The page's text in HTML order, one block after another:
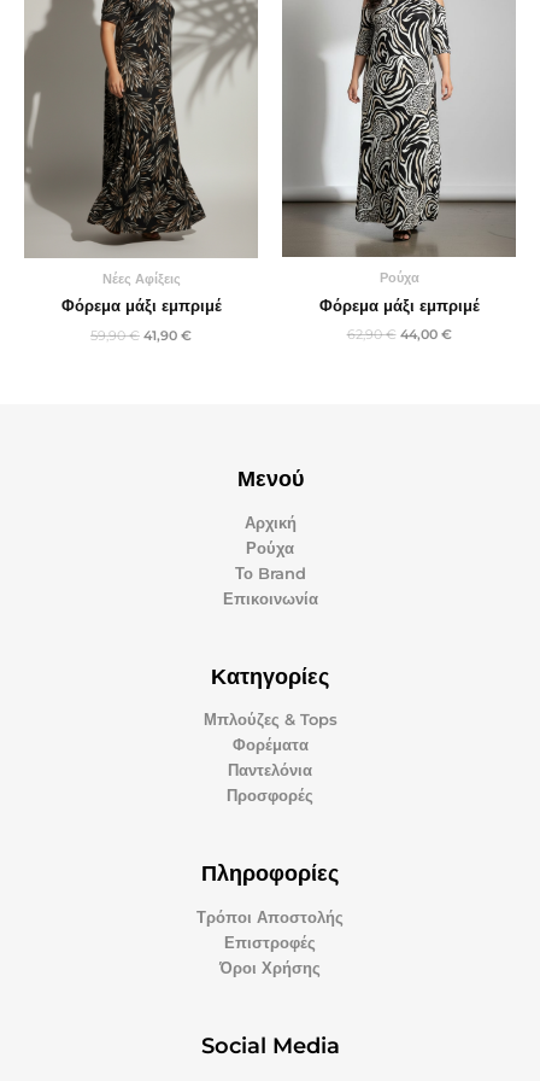
Νέες Αφίξεις
Φόρεμα μάξι εμπριμέ
59,90€ 41,90 €
Ρούχα
Φόρεμα μάξι εμπριμέ
62,90€ 44,00 €
Μενού
Αρχική
Ρούχα
Το Brand
Επικοινωνία
Κατηγορίες
Μπλούζες & Tops
Φορέματα
Παντελόνια
Προσφορές
Πληροφορίες
Τρόποι Αποστολής
Επιστροφές
Όροι Χρήσης
Social Media